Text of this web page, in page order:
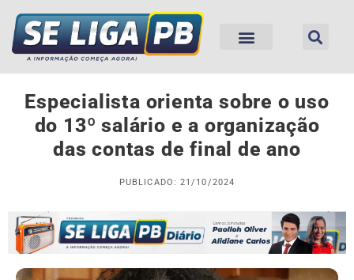
Especialista orienta sobre o uso
do 13º salário e a organização
das contas de final de ano
PUBLICADO: 21/10/2024